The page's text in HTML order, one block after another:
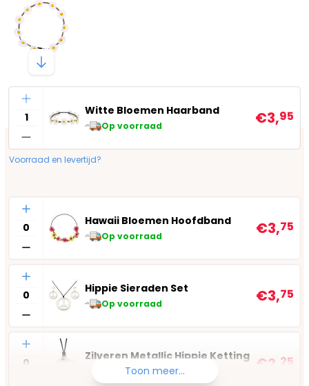
Aantal
Witte Bloemen Haarband
Op voorraad €3,95
Voorraad en levertijd?
Aantal
Hawaii Bloemen Hoofdband
Op voorraad €3,75
Aantal
Hippie Sieraden Set
Op voorraad €3,75
Aantal
Zilveren Metallic Hippie Ketting
Op voorraad €2, 25
Toon meer...